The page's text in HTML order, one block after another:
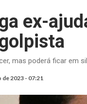
ex-
mas poderá ficar em
de 2023 - 07:21